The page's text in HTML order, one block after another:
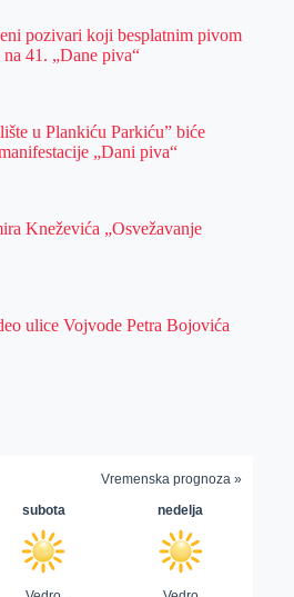
pozivari koji besplatnim pivom
41. „Dane piva“
u Plankiću Parkiću” biće
„Dani piva“
Kneževića „Osvežavanje
ulice Vojvode Petra Bojovića